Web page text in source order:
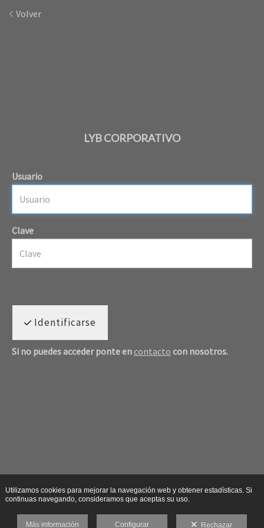
Volver
LYB CORPORATIVO
Usuario
Clave
Identificarse
Si no puedes acceder ponte en contacto con nosotros.
Utilizamos cookies para mejorar la navegación web y obtener estadísticas. Si
continuas navegando, consideramos que aceptas su uso.
Más información Configurar Rechazar